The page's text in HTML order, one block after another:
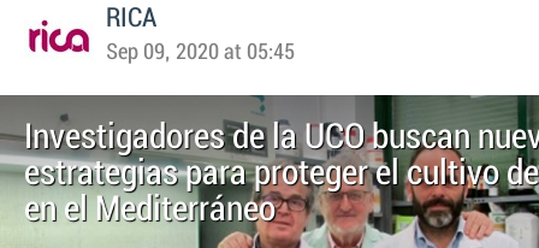
RICA
Sep 09, 2020 at 05:45
Investigadores de la UCO buscan
estrategias para proteger el cultivo
en el Mediterráneo